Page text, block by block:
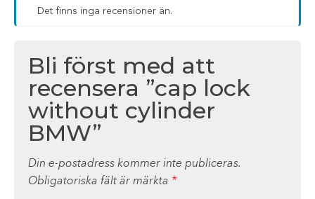
Det finns inga recensioner än.
Bli först med att
recensera ”cap lock
without cylinder
BMW”
Din e-postadress kommer inte publiceras.
Obligatoriska fält är märkta *